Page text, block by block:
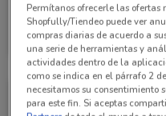
Grupo Financiero
Caduca el 15/10
Permítanos ofrecerle las ofertas
Shopfully/Tiendeo puede ver
compras diarias de acuerdo a
una serie de herramientas y
actividades dentro de la
como se indica en el párrafo 2
necesitamos su consentimiento
para este fin. Si aceptas